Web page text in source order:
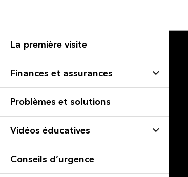
La première visite
Finances et assurances
Problèmes et solutions
Vidéos éducatives
Conseils d’urgence